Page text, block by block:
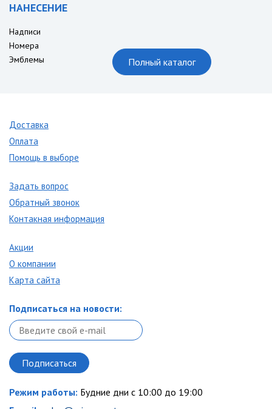
НАНЕСЕНИЕ
Надписи
Номера
Эмблемы
Полный каталог
Доставка
Оплата
Помощь в выборе
Задать вопрос
Обратный звонок
Контакная информация
Акции
О компании
Карта сайта
Подписаться на новости:
Режим работы: Будние дни с 10:00 до 19:00